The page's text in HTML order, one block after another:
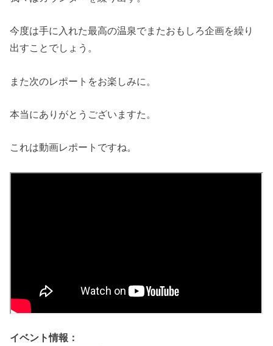
今度は手に入れた最高の温泉でまたおもしろ企画を繰り
出すことでしょう。
また次のレポートをお楽しみに。
本当にありがとうございますた。
これは動画レポートですね。
イベント情報：